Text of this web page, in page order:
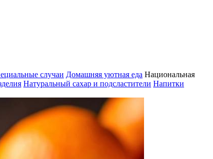
случаи Домашняя уютная еда Национальная
Натуральный сахар и подсластители Напитки